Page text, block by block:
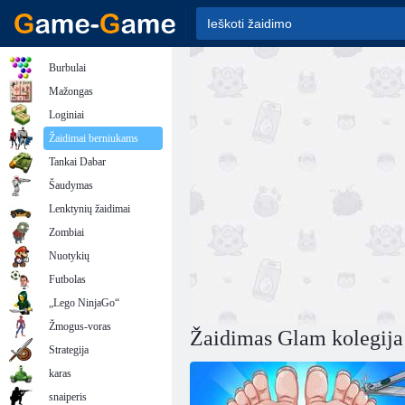
Žaidimas Glam
Burbulai
Mažongas
Loginiai
Žaidimai berniukams
Tankai Dabar
Šaudymas
Lenktynių žaidimai
Zombiai
Nuotykių
Futbolas
„Lego NinjaGo“
Žmogus-voras
Strategija
karas
snaiperis